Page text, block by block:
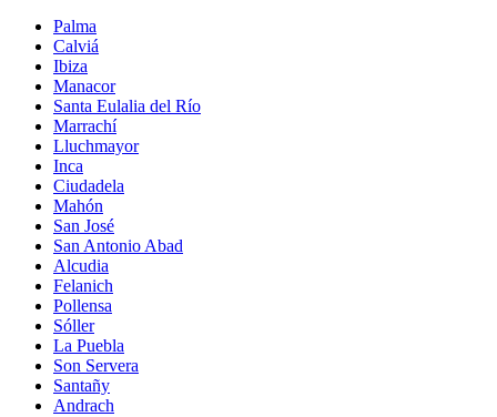
Palma
Calviá
Ibiza
Manacor
Santa Eulalia del Río
Marrachí
Lluchmayor
Inca
Ciudadela
Mahón
San José
San Antonio Abad
Alcudia
Felanich
Pollensa
Sóller
La Puebla
Son Servera
Santañy
Andrach